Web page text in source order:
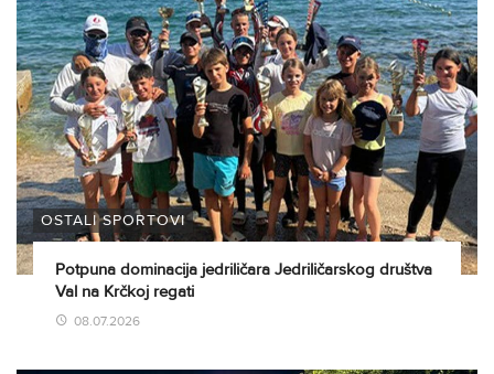
OSTALI SPORTOVI
Potpuna dominacija jedriličara Jedriličarskog društva
Val na Krčkoj regati
08.07.2026